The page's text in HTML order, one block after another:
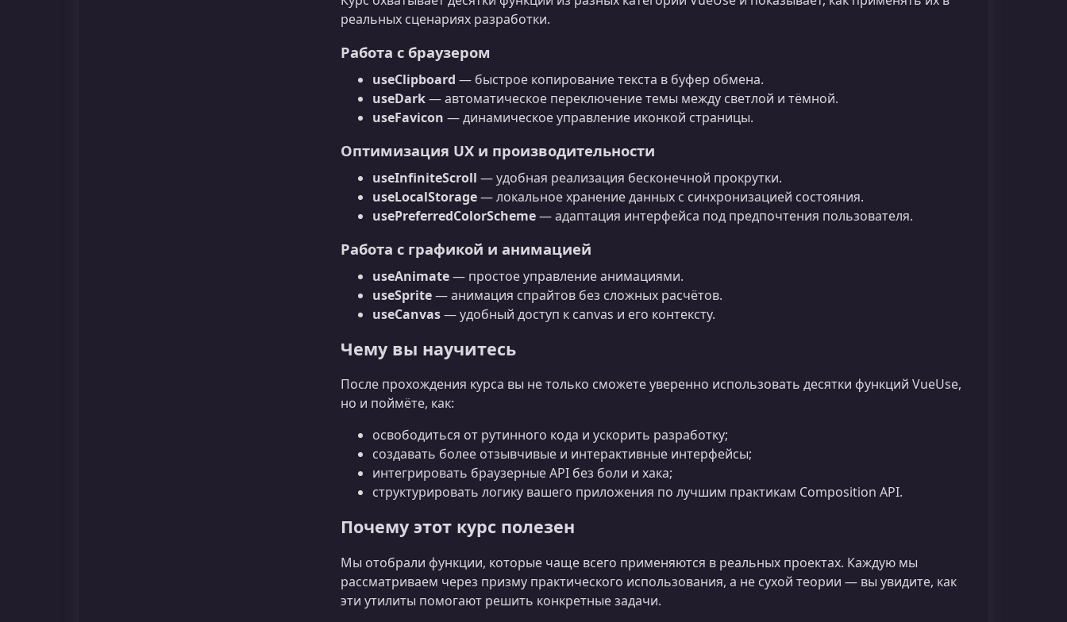
реальных сценариях разработки.
Работа с браузером
useClipboard — быстрое копирование текста в буфер обмена.
useDark— автоматическое переключение темы между светлой и тёмной.
useFavicon — динамическое управление иконкой страницы.
Оптимизация UX и производительности
useInfiniteScroll — удобная реализация бесконечной прокрутки.
useLocalStorage— локальное хранение данных с синхронизацией состояния.
usePreferredColorScheme— адаптация интерфейса под предпочтения пользователя.
Работа с графикой и анимацией
useAnimate— простое управление анимациями.
useSprite— анимация спрайтов без сложных расчётов.
useCanvas— удобный доступ к canvas и его контексту.
Чему вы научитесь
После прохождения курса вы не только сможете уверенно использовать десятки функций VueUse,
но и поймёте, как:
освободиться от рутинного кода и ускорить разработку;
создавать более отзывчивые и интерактивные интерфейсы;
интегрировать браузерные API без боли и хака;
структурировать логику вашего приложения по лучшим практикам Composition API.
Почему этот курс полезен
Мы отобрали функции, которые чаще всего применяются в реальных проектах. Каждую мы
рассматриваем через призму практического использования, а не сухой теории — вы увидите, как
эти утилиты помогают решить конкретные задачи.